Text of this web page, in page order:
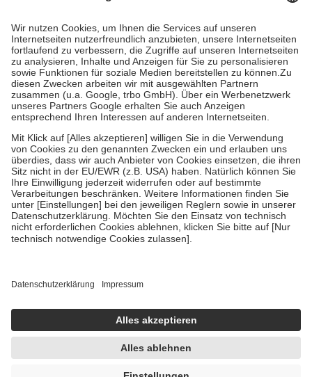
höchstens zehn Euro.
Es sind jedoch nie mehr als die tatsächlichen
Kosten der Leistung zu entrichten.
Diese Regeln gelten grundsätzlich auch für Online-Apotheken.
Bei Heilmitteln und häuslicher Krankenpflege beträgt die
Zuzahlung zehn Prozent der Kosten sowie zehn Euro je
Verordnung.
Um das Engagement der Versicherten für ihre eigene Gesundheit zu
stärken und die besondere Stellung der Familie zu unterstützen,
fallenkeine Zuzahlungenan bei:
• Kindern und Jugendlichen bis zum vollendeten 18. Lebensjahr
mit Ausnahme der Fahrkosten
• Untersuchungen zur Vorsorge und Früherkennung, die von der
GKV getragen werden
• empfohlenen Schutzimpfungen
• Harn- und Blutteststreifen
getroffen, um sicherzustellen, dass es sich um echte Bewertungen
https://help.etrusted.com/hc/de/articles/4419944605341
Einige Bilder und Inhalte wurden unter Zuhilfenahme künstlicher